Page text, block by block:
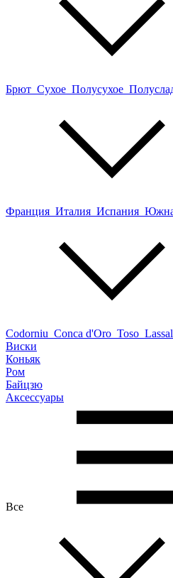
Брют Сухое Полусухое
Франция Италия Испания
Codorniu Conca d'Oro Toso
Виски
Коньяк
Ром
Байцзю
Аксессуары
Все